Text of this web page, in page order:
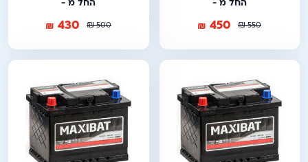
החל מ -
550
₪
450
₪
החל מ -
500
₪
430
₪